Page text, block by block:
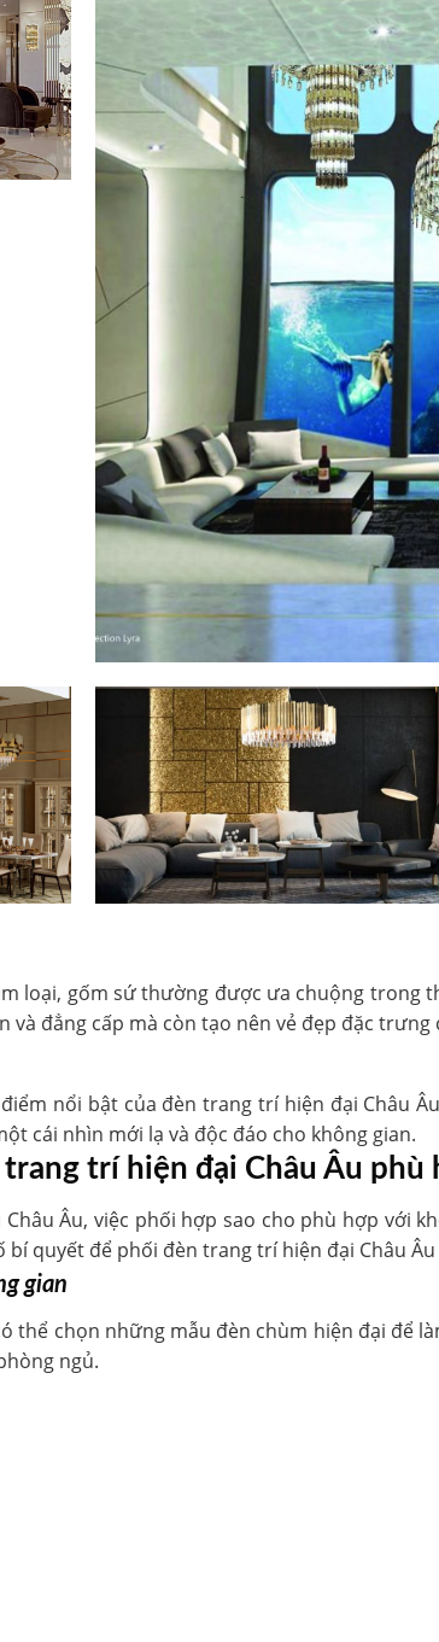
loại, gốm sứ thường được ưa chuộng trong
và đẳng cấp mà còn tạo nên vẻ đẹp đặc
nổi bật của đèn trang trí hiện đại Châu
cái nhìn mới lạ và độc đáo cho không gian.
trí hiện đại Châu Âu phù
Âu, việc phối hợp sao cho phù hợp với
bí quyết để phối đèn trang trí hiện đại Châu
gian
thể chọn những mẫu đèn chùm hiện đại để
ngủ.